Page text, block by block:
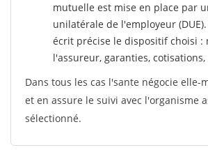
mutuelle est mise en place par
unilatérale de l'employeur
écrit précise le dispositif choisi :
l'assureur, garanties, cotisations,
Dans tous les cas l'sante négocie elle-
et en assure le suivi avec l'organisme
sélectionné.